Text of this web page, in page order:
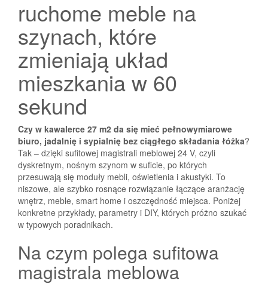
ruchome meble na
szynach, które
zmieniają układ
mieszkania w 60
sekund
Czy w kawalerce 27 m2 da się mieć pełnowymiarowe
biuro, jadalnię i sypialnię bez ciągłego składania łóżka?
Tak – dzięki sufitowej magistrali meblowej 24 V, czyli
dyskretnym, nośnym szynom w suficie, po których
przesuwają się moduły mebli, oświetlenia i akustyki. To
niszowe, ale szybko rosnące rozwiązanie łączące aranżację
wnętrz, meble, smart home i oszczędność miejsca. Poniżej
konkretne przykłady, parametry i DIY, których próżno szukać
w typowych poradnikach.
Na czym polega sufitowa
magistrala meblowa